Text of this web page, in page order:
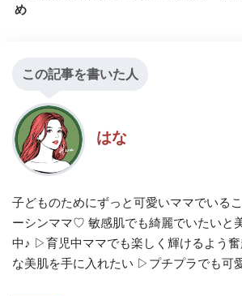
め
この記事を書いた人
はな
子どものためにずっと可愛いママでいる
ーシンママ♡ 敏感肌でも綺麗でいたいと
中♪ ▷育児中ママでも楽しく輝けるよう
な美肌を手に入れたい ▷プチプラでも可